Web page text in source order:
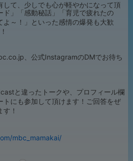
して、少しでも心が軽やかになって頂
ド」「感動秘話」「育児で疲れたの
よ～！」といった感情の爆発も大歓
、公式InstagramのDMでお待ち
と違ったトークや、プロフィール欄
トにも参加して頂けます！ご回答をぜ
！
mbc_mamakai/